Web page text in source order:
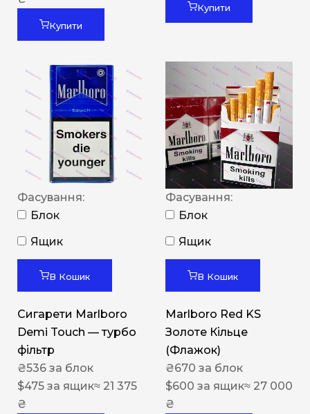
Купити
Купити
Фасування:
Блок
Ящик
В Кошик
Сигарети Marlboro
Demi Touch — турбо
фільтр
₴536 за блок
$475 за ящик≈ 21 375
₴
Фасування:
Блок
Ящик
В Кошик
Marlboro Red KS
Золоте Кільце
(Флажок)
₴670 за блок
$600 за ящик≈ 27 000
₴